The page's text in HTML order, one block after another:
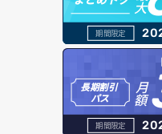
ボリュームデタッチ
オブジェクトバージョン管理
オブジェクト一覧取得
オブジェクト削除
オブジェクト削除予約
ドメイン詳細取得
レコード一覧取得
レコード作成
大
期間限定
長期割引
パス
月
額
期間限定